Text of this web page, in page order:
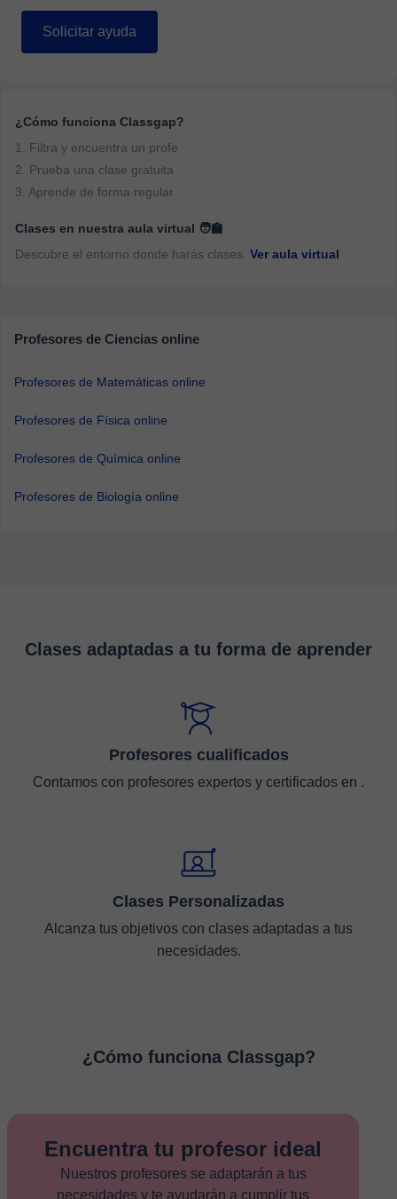
Solicitar ayuda
¿Cómo funciona Classgap?
1. Filtra y encuentra un profe
2. Prueba una clase gratuita
3. Aprende de forma regular
Clases en nuestra aula virtual 🧑‍🏫
Descubre el entorno donde harás clases. Ver aula virtual
Profesores de Ciencias online
Profesores de Matemáticas online
Profesores de Física online
Profesores de Química online
Profesores de Biología online
Clases adaptadas a tu forma de aprender
Profesores cualificados
Contamos con profesores expertos y certificados en .
Clases Personalizadas
Alcanza tus objetivos con clases adaptadas a tus
necesidades.
¿Cómo funciona Classgap?
Encuentra tu profesor ideal
Nuestros profesores se adaptarán a tus
necesidades y te ayudarán a cumplir tus